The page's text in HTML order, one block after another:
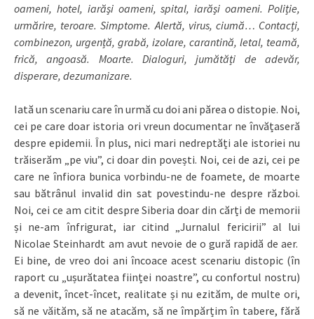
oameni, hotel, iarăși oameni, spital, iarăși oameni. Poliție,
urmărire, teroare. Simptome. Alertă, virus, ciumă… Contacți,
combinezon, urgență, grabă, izolare, carantină, letal, teamă,
frică, angoasă. Moarte. Dialoguri, jumătăți de adevăr,
disperare, dezumanizare.
Iată un scenariu care în urmă cu doi ani părea o distopie. Noi,
cei pe care doar istoria ori vreun documentar ne învățaseră
despre epidemii. În plus, nici mari nedreptăți ale istoriei nu
trăiserăm „pe viu”, ci doar din povești. Noi, cei de azi, cei pe
care ne înfiora bunica vorbindu-ne de foamete, de moarte
sau bătrânul invalid din sat povestindu-ne despre război.
Noi, cei ce am citit despre Siberia doar din cărți de memorii
și ne-am înfrigurat, iar citind „Jurnalul fericirii” al lui
Nicolae Steinhardt am avut nevoie de o gură rapidă de aer.
Ei bine, de vreo doi ani încoace acest scenariu distopic (în
raport cu „ușurătatea ființei noastre”, cu confortul nostru)
a devenit, încet-încet, realitate și nu ezităm, de multe ori,
să ne văităm, să ne atacăm, să ne împărțim în tabere, fără